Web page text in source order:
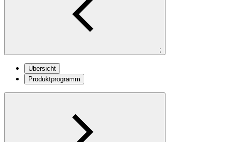
;
Übersicht
Produktprogramm